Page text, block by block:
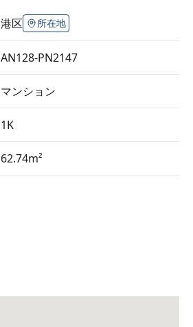
港区 所在地
AN128-PN2147
マンション
1K
62.74m²